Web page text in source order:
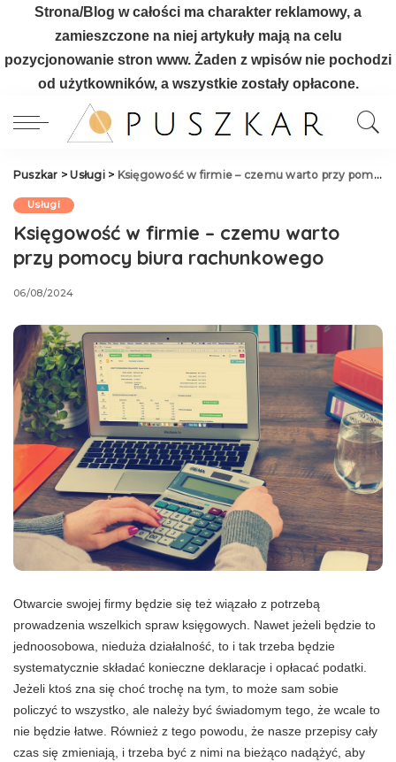
Strona/Blog w całości ma charakter reklamowy, a
zamieszczone na niej artykuły mają na celu
pozycjonowanie stron www. Żaden z wpisów nie pochodzi
od użytkowników, a wszystkie zostały opłacone.
Puszkar >Usługi> Księgowość w firmie – czemu warto przy pomocy biura rachunkowego
Usługi
Księgowość w firmie – czemu warto
przy pomocy biura rachunkowego
06/08/2024
Otwarcie swojej firmy będzie się też wiązało z potrzebą
prowadzenia wszelkich spraw księgowych. Nawet jeżeli będzie to
jednoosobowa, nieduża działalność, to i tak trzeba będzie
systematycznie składać konieczne deklaracje i opłacać podatki.
Jeżeli ktoś zna się choć trochę na tym, to może sam sobie
policzyć to wszystko, ale należy być świadomym tego, że wcale to
nie będzie łatwe. Również z tego powodu, że nasze przepisy cały
czas się zmieniają, i trzeba być z nimi na bieżąco nadążyć, aby